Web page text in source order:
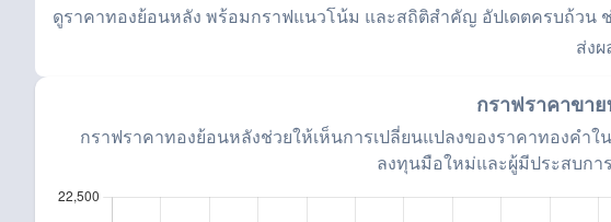
ดูราคาทองย้อนหลัง พร้อมกราฟแนวโน้ม และสถิติสำคัญ อัปเดตครบถ้วน
ส่ง
กราฟราคาขา
กราฟราคาทองย้อนหลังช่วยให้เห็นการเปลี่ยนแปลงของราคาทองคำ
ลงทุนมือใหม่และผู้มีประสบกา